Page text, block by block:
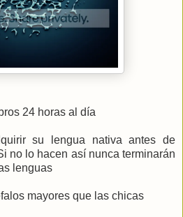
24 horas al día
su lengua nativa antes de
no lo hacen así nunca terminarán
lenguas
mayores que las chicas